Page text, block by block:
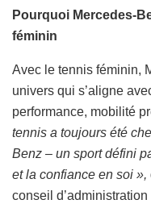
Pourquoi Mercedes-
féminin
Avec le tennis féminin,
univers qui s’aligne
performance, mobilité
tennis a toujours été
Benz – un sport défini
et la confiance en soi »,
conseil